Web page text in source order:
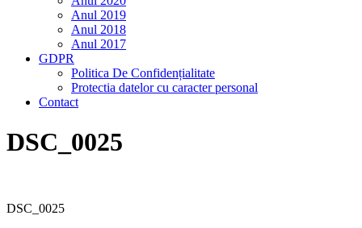
Anul 2019
Anul 2018
Anul 2017
GDPR
Politica De Confidențialitate
Protectia datelor cu caracter personal
Contact
DSC_0025
DSC_0025